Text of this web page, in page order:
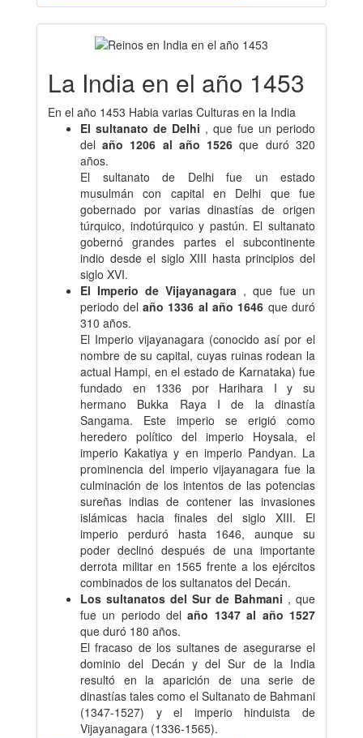
La India en el año 1453
En el año 1453 Habia varias Culturas en la India
El sultanato de Delhi , que fue un periodo
del año 1206 al año 1526 que duró 320
años.
El sultanato de Delhi fue un estado
musulmán con capital en Delhi que fue
gobernado por varias dinastías de origen
túrquico, indotúrquico y pastún. El sultanato
gobernó grandes partes el subcontinente
indio desde el siglo XIII hasta principios del
siglo XVI.
El Imperio de Vijayanagara , que fue un
periodo del año 1336 al año 1646 que duró
310 años.
El Imperio vijayanagara (conocido así por el
nombre de su capital, cuyas ruinas rodean la
actual Hampi, en el estado de Karnataka) fue
fundado en 1336 por Harihara I y su
hermano Bukka Raya I de la dinastía
Sangama. Este imperio se erigió como
heredero político del imperio Hoysala, el
imperio Kakatiya y en imperio Pandyan. La
prominencia del imperio vijayanagara fue la
culminación de los intentos de las potencias
sureñas indias de contener las invasiones
islámicas hacia finales del siglo XIII. El
imperio perduró hasta 1646, aunque su
poder declinó después de una importante
derrota militar en 1565 frente a los ejércitos
combinados de los sultanatos del Decán.
Los sultanatos del Sur de Bahmani , que
fue un periodo del año 1347 al año 1527
que duró 180 años.
El fracaso de los sultanes de asegurarse el
dominio del Decán y del Sur de la India
resultó en la aparición de una serie de
dinastías tales como el Sultanato de Bahmani
(1347-1527) y el imperio hinduista de
Vijayanagara (1336-1565).